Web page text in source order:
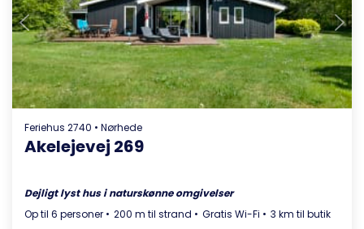
Indlæser...
Feriehus 2740 • Nørhede
Akelejevej 269
Dejligt lyst hus i naturskønne omgivelser
Op til 6 personer
200 m til strand Gratis Wi-Fi 3 km til butik